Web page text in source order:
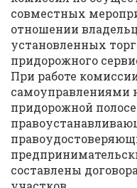
совместных
отношении
установленных
придорожного
При работе
самоуправлениями
придорожной
составлены